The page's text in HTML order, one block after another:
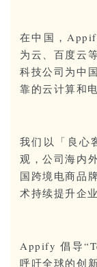
在中国，
为云、百度云
科技公司为中
靠的云计算和
我们以「良心
观，公司海内
国跨境电商品
术持续提升企业
Appify 倡导
呼吁全球的创